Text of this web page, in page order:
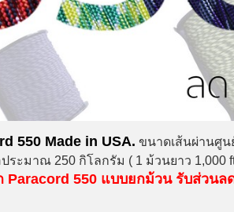
550 Made in USA. ขนาดเส้นผ่านศูน
ระมาณ 250 กิโลกรัม ( 1 ม้วนยาว 1,000
Paracord 550 แบบยกม้วน รับส่วนล